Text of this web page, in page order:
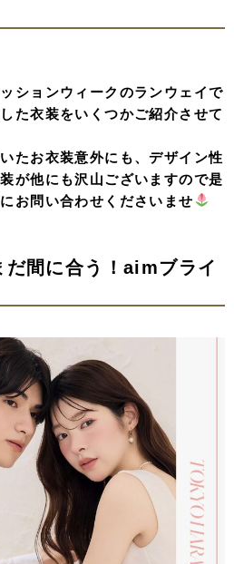
ションウィークのランウェイで
た衣装をいくつかご紹介させて
たお衣装意外にも、デザイン性
が他にも沢山ございますので是
お問い合わせくださいませ
間に合う！aimブライ